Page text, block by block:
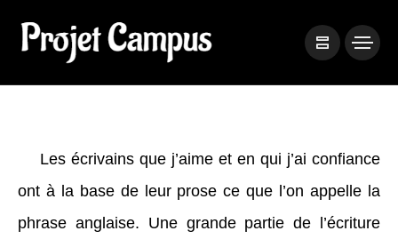
Les écrivains que j’aime et en qui j’ai confiance
ont à la base de leur prose ce que l’on appelle la
phrase anglaise. Une grande partie de l’écriture